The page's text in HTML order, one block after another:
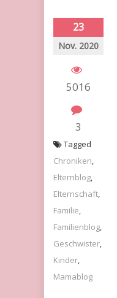
23
Nov. 2020
5016
3
Tagged
Chroniken
Elternblog
Elternschaft
Familie
Familienblog
Geschwister
Kinder
Mamablog